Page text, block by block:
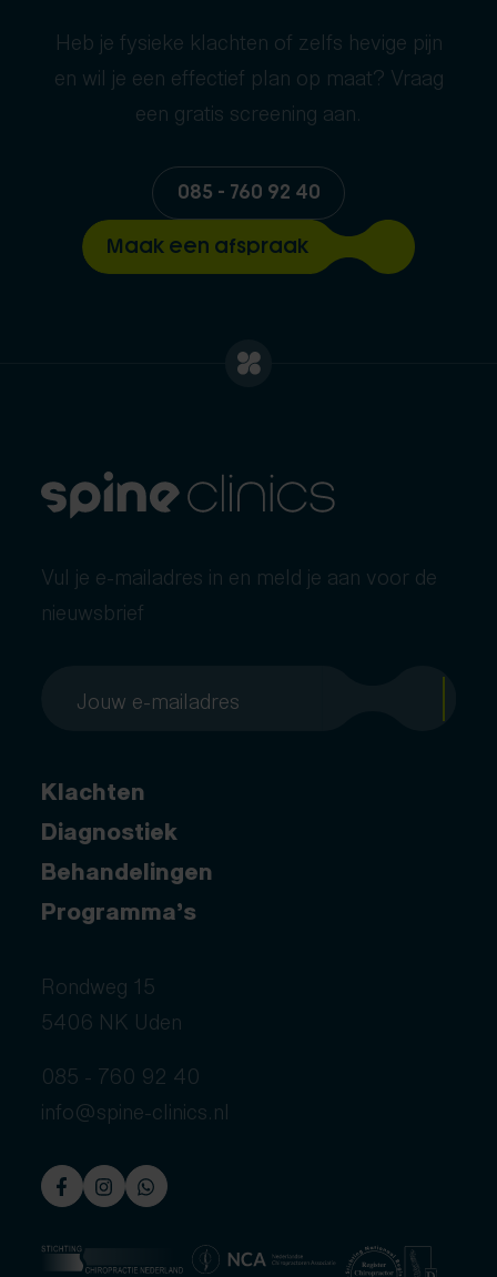
Heb je fysieke klachten of zelfs hevige pijn
en wil je een effectief plan op maat? Vraag
een gratis screening aan.
085 - 760 92 40
Maak een afspraak
Vul je e-mailadres in en meld je aan voor de
nieuwsbrief
Klachten
Diagnostiek
Behandelingen
Programma’s
Rondweg 15
5406 NK Uden
085 - 760 92 40
info@spine-clinics.nl